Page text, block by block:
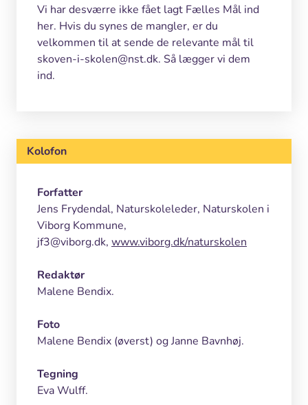
Vi har desværre ikke fået lagt Fælles Mål ind
her. Hvis du synes de mangler, er du
velkommen til at sende de relevante mål til
skoven-i-skolen@nst.dk. Så lægger vi dem
ind.
Kolofon
Forfatter
Jens Frydendal, Naturskoleleder, Naturskolen i
Viborg Kommune,
jf3@viborg.dk, www.viborg.dk/naturskolen
Redaktør
Malene Bendix.
Foto
Malene Bendix (øverst) og Janne Bavnhøj.
Tegning
Eva Wulff.